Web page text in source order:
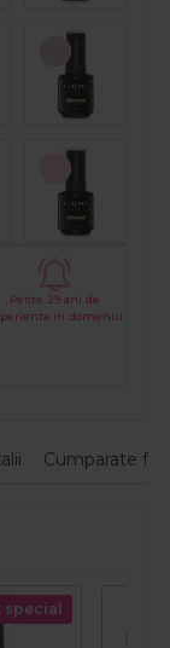
Peste 29 ani de
in domeniu
Cumparate
special